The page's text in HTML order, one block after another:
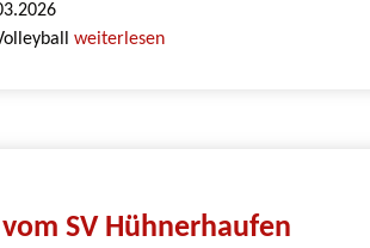
weiterlesen
SV Hühnerhaufen